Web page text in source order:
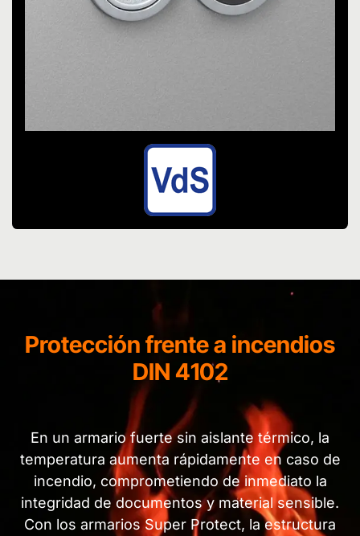
Protección frente a incendios
DIN 4102
En un armario fuerte sin aislante térmico, la
temperatura aumenta rápidamente en caso de
incendio, comprometiendo de inmediato la
integridad de documentos y material sensible.
Con los armarios Super Protect, la estructura